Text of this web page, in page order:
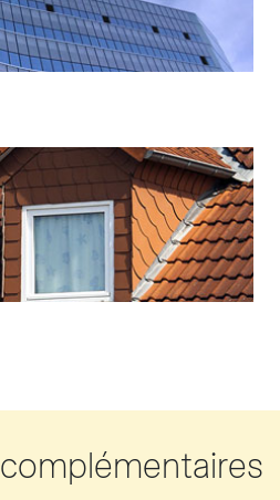
complémentaires